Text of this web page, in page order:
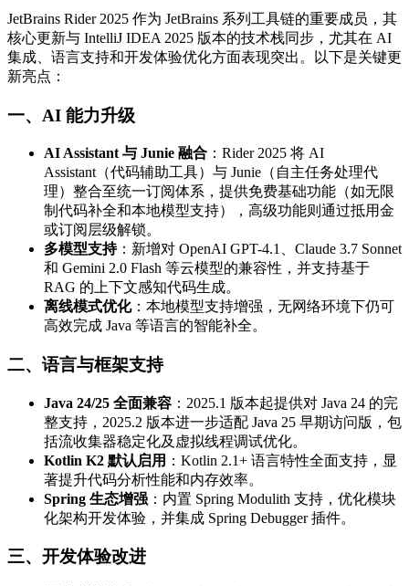
JetBrains Rider 2025 作为 JetBrains 系列工具链的重要成员，其
核心更新与 IntelliJ IDEA 2025 版本的技术栈同步，尤其在 AI
集成、语言支持和开发体验优化方面表现突出。以下是关键更
新亮点：
一、AI 能力升级
AI Assistant 与 Junie 融合 ‌：Rider 2025 将 AI
Assistant（代码辅助工具）与 Junie（自主任务处理代
理）整合至统一订阅体系，提供免费基础功能（如无限
制代码补全和本地模型支持），高级功能则通过抵用金
或订阅层级解锁‌。
多模型支持‌：新增对 OpenAI GPT-4.1、Claude 3.7 Sonnet
和 Gemini 2.0 Flash 等云模型的兼容性，并支持基于
RAG 的上下文感知代码生成‌。
离线模式优化‌：本地模型支持增强，无网络环境下仍可
高效完成 Java 等语言的智能补全‌。
二、语言与框架支持
Java 24/25 全面兼容 ‌：2025.1 版本起提供对 Java 24 的完
整支持，2025.2 版本进一步适配 Java 25 早期访问版，包
括流收集器稳定化及虚拟线程调试优化‌。
Kotlin K2 默认启用 ‌：Kotlin 2.1+ 语言特性全面支持，显
著提升代码分析性能和内存效率‌。
Spring 生态增强 ‌：内置 Spring Modulith 支持，优化模块
化架构开发体验，并集成 Spring Debugger 插件‌。
三、开发体验改进